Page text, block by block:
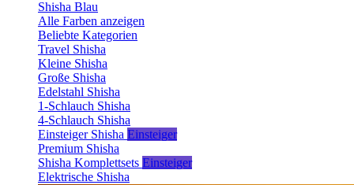
Shisha Blau
Alle Farben anzeigen
Beliebte Kategorien
Travel Shisha
Kleine Shisha
Große Shisha
Edelstahl Shisha
1-Schlauch Shisha
4-Schlauch Shisha
Einsteiger Shisha Einsteiger
Premium Shisha
Shisha Komplettsets Einsteiger
Elektrische Shisha